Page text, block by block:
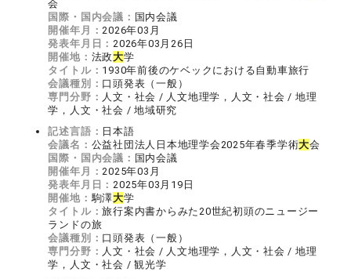
会
国際・国内会議： 国内会議
開催年月：2026年03月
発表年月日：2026年03月26日
開催地： 法政大学
タイトル： 1930年前後のケベックにおける自動車旅行
会議種別： 口頭発表（一般）
専門分野： 人文・社会 / 人文地理学，人文・社会 / 地理
学，人文・社会 / 地域研究
記述言語： 日本語
会議名： 公益社団法人日本地理学会2025年春季学術大会
国際・国内会議： 国内会議
開催年月：2025年03月
発表年月日：2025年03月19日
開催地：駒澤大学
タイトル：旅行案内書からみた20世紀初頭のニュージー
ランドの旅
会議種別： 口頭発表（一般）
専門分野： 人文・社会 / 人文地理学，人文・社会 / 地理
学，人文・社会 / 観光学